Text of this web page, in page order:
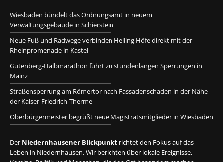
Wiesbaden bündelt das Ordnungsamt in neuem
Verwaltungsgebäude in Schierstein
Neue Fuß und Radwege verbinden Helling Höfe direkt mit der
Rheinpromenade in Kastel
Gutenberg-Halbmarathon führt zu stundenlangen Sperrungen in
Mainz
Straßensperrung am Römertor nach Fassadenschaden in der Nähe
der Kaiser-Friedrich-Therme
Oberbürgermeister begrüßt neue Magistratsmitglieder in Wiesbaden
Der Niedernhausener Blickpunkt richtet den Fokus auf das
Leben in Niedernhausen. Wir berichten über lokale Ereignisse,